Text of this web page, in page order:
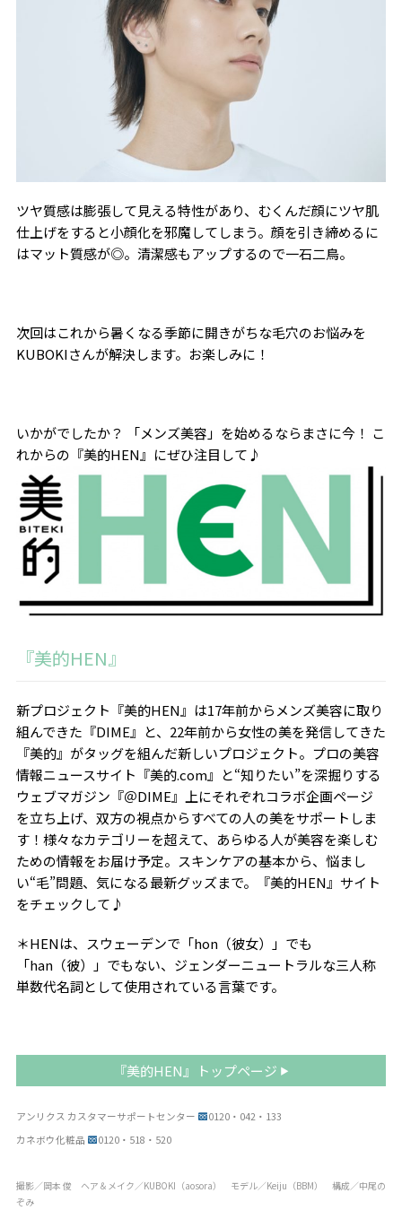
ツヤ質感は膨張して見える特性があり、むくんだ顔にツヤ肌
仕上げをすると小顔化を邪魔してしまう。顔を引き締めるに
はマット質感が◎。清潔感もアップするので一石二鳥。
次回はこれから暑くなる季節に開きがちな毛穴のお悩みを
KUBOKIさんが解決します。お楽しみに！
いかがでしたか？ 「メンズ美容」を始めるならまさに今！ こ
れからの『美的HEN』にぜひ注目して♪
『美的HEN』
新プロジェクト『美的HEN』は17年前からメンズ美容に取り
組んできた『DIME』と、22年前から女性の美を発信してきた
『美的』がタッグを組んだ新しいプロジェクト。プロの美容
情報ニュースサイト『美的.com』と“知りたい”を深掘りする
ウェブマガジン『＠DIME』上にそれぞれコラボ企画ページ
を立ち上げ、双方の視点からすべての人の美をサポートしま
す！様々なカテゴリーを超えて、あらゆる人が美容を楽しむ
ための情報をお届け予定。スキンケアの基本から、悩まし
い“毛”問題、気になる最新グッズまで。『美的HEN』サイト
をチェックして♪
＊HENは、スウェーデンで「hon（彼女）」でも
「han（彼）」でもない、ジェンダーニュートラルな三人称
単数代名詞として使用されている言葉です。
『美的HEN』トップページ
アンリクス カスタマーサポートセンター
0120・042・133
カネボウ化粧品
0120・518・520
撮影／岡本 俊 ヘア＆メイク／KUBOKI（aosora） モデル／Keiju（BBM） 構成／中尾の
ぞみ